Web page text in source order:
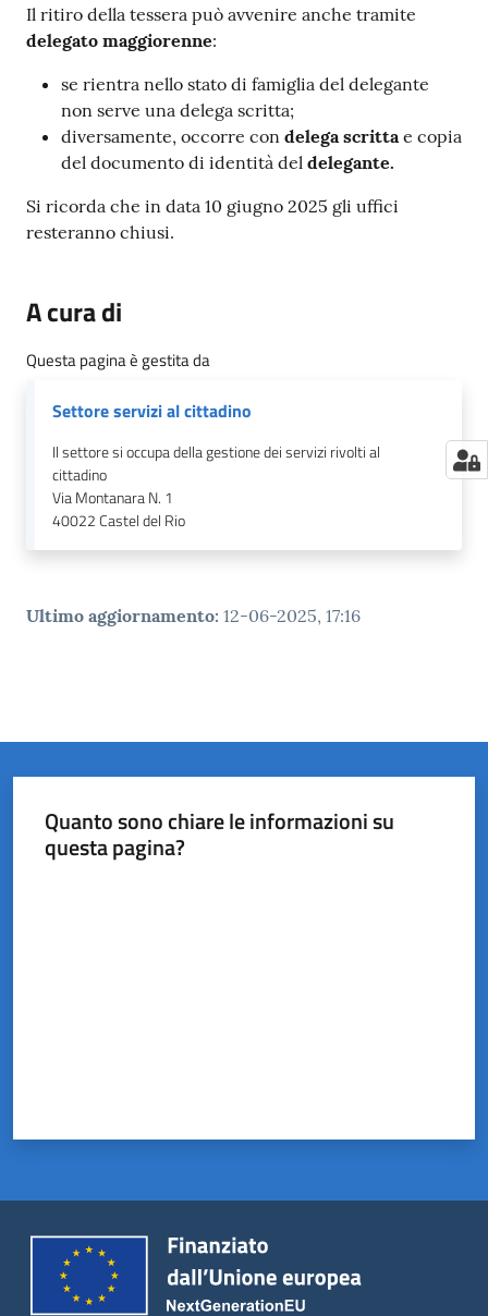
Il ritiro della tessera può avvenire anche tramite
delegato maggiorenne:
se rientra nello stato di famiglia del delegante
non serve una delega scritta;
diversamente, occorre con delega scrittae copia
del documento di identità del delegante.
Si ricorda che in data 10 giugno 2025 gli uffici
resteranno chiusi.
A cura di
Questa pagina è gestita da
Settore servizi al cittadino
Il settore si occupa della gestione dei servizi rivolti al
cittadino
Via Montanara N. 1
40022Castel del Rio
Ultimo aggiornamento: 12-06-2025, 17:16
Quanto sono chiare le informazioni su
questa pagina?